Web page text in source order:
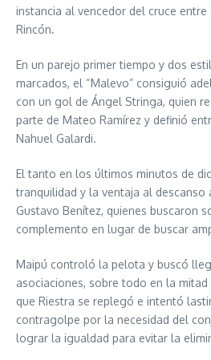
instancia al vencedor del cruce
Rincón.
En un parejo primer tiempo y dos
marcados, el “Malevo” consiguió
con un gol de Ángel Stringa, quien
parte de Mateo Ramírez y definió
Nahuel Galardi.
El tanto en los últimos minutos de
tranquilidad y la ventaja al descanso
Gustavo Benítez, quienes buscaron
complemento en lugar de buscar
Maipú controló la pelota y buscó
asociaciones, sobre todo en la mitad
que Riestra se replegó e intentó
contragolpe por la necesidad del
lograr la igualdad para evitar la